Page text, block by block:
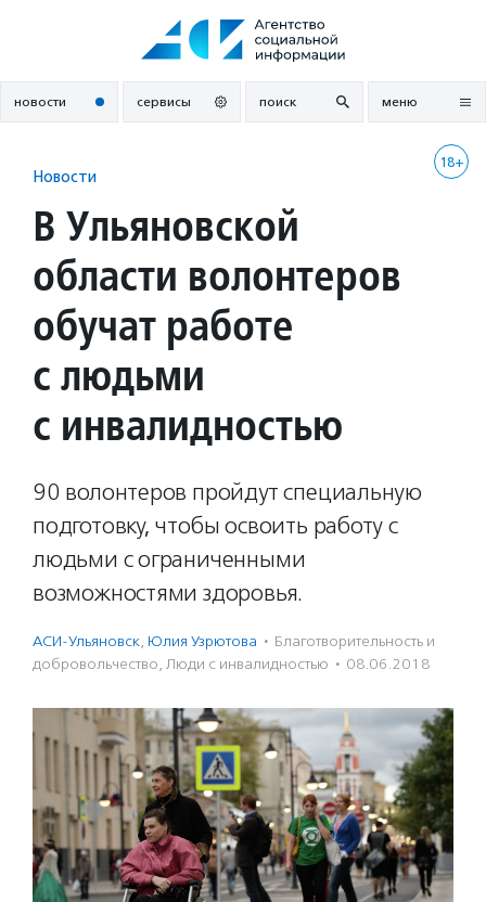
новости сервисы поиск меню
18+
Новости
В Ульяновской
области волонтеров
обучат работе
с людьми
с инвалидностью
90 волонтеров пройдут специальную
подготовку, чтобы освоить работу с
людьми с ограниченными
возможностями здоровья.
АСИ-Ульяновск, Юлия Узрютова · Благотвори­тель­ность и
доброволь­чест­во, Люди с инвалидностью · 08.06.2018